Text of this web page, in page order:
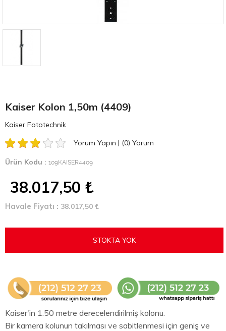
Kaiser Kolon 1,50m (4409)
Kaiser Fototechnik
Yorum Yapın | (0) Yorum
Ürün Kodu : 109KAISER4409
38.017,50 ₺
Havale Fiyatı : 38.017,50 ₺
STOKTA YOK
Kaiser'in 1.50 metre derecelendirilmiş kolonu.
Bir kamera kolunun takılması ve sabitlenmesi için geniş ve